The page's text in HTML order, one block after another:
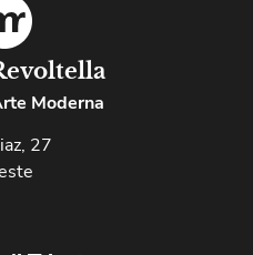
Moderna
27